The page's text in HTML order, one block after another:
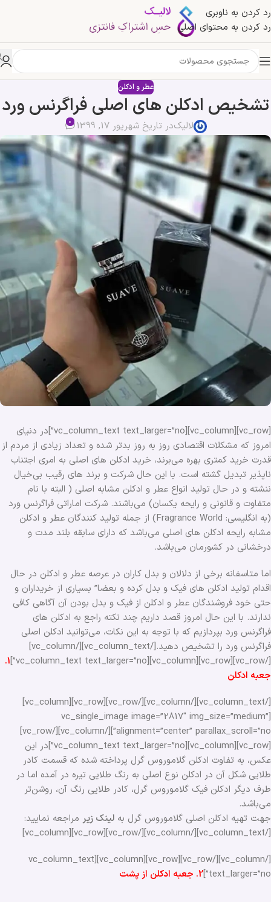
رد کردن به ناوبری
رد کردن به محتوای اصلی
عطر و ادکلن
تشخیص ادکلن های اصلی فراگرنس ورد
لالیکدر تاریخ شهریور 17, 1399 0
[vc_row][vc_column][vc_column_text text_larger=”no”]در دنیای
امروز که مشکلات اقتصادی روز به روز بدتر شده و تعداد زیادی از مردم از
قدرت خرید کمتری بهره می‌برند، خرید ادکلن های اصلی به امری اجتناب
ناپذیر تبدیل گشته است. با این حال شرکت و برند های رقیب بی‌خیال
ننشته و در حال تولید انواع عطر و ادکلن مشابه اصلی ( البته با نام
متفاوت و قانونی و رایحه یکسان) می‌باشند. شرکت اماراتی فراگرنس ورد
(به انگلیسی: Fragrance World) از جمله تولید کنندگان عطر و ادکلن
مشابه رایحه ادکلن های اصلی می‌باشد که دارای سابقه بلند مدت و
درخشانی در کشورمان می‌باشد.
اما متاسفانه برخی از دلالان و بدل کاران در عرصه عطر و ادکلن در حال
اقدام تولید ادکلن های فیک و بدل کرده و بعضا” بسیاری از خریداران و
حتی خود فروشندگان عطر و ادکلن از فیک و بدل بودن آن آگاهی کافی
ندارند. با این حال امروز قصد داریم چند نکته راجع به ادکلن های
فراگرنس ورد بپردازیم که با توجه به این نکات، می‌توانید ادکلن اصلی
فراگرنس ورد را تشخیص دهید.[/vc_column_text][/vc_column]
[/vc_row][vc_row][vc_column][vc_column_text text_larger=”no”]
1.
جعبه ادکلن
[/vc_column_text][/vc_column][/vc_row][vc_row][vc_column]
[vc_single_image image=”2817″ img_size=”medium”
alignment=”center” parallax_scroll=”no”][/vc_column][/vc_row]
[vc_row][vc_column][vc_column_text text_larger=”no”]در این
عکس، به تفاوت ادکلن گلاموروس گرل پرداخته شده که قسمت کادر
طلایی شکل آن در ادکلن نوع اصلی به رنگ طلایی تیره در آمده اما در
طرف دیگر ادکلن فیک گلاموروس گرل، کادر طلایی رنگ آن، روشن‌تر
می‌باشد.
جهت تهیه ادکلن اصلی گلاموروس گرل به لینک زیر مراجعه نمایید:
[/vc_column_text][/vc_column][/vc_row][vc_row][vc_column]
[/vc_column][/vc_row][vc_row][vc_column][vc_column_text
text_larger=”no”] 2. جعبه ادکلن از پشت